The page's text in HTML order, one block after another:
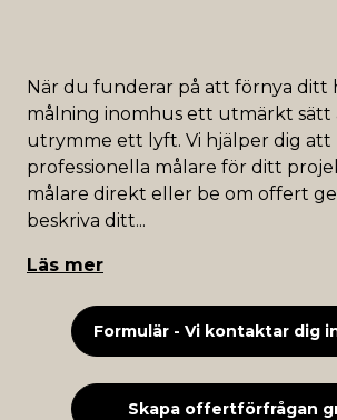
När du funderar på att förnya ditt
målning inomhus ett utmärkt sätt
utrymme ett lyft. Vi hjälper dig att
professionella målare för ditt
målare direkt eller be om offert
beskriva ditt...
Läs mer
Formulär - Vi kontaktar dig
Skapa offertförfrågan